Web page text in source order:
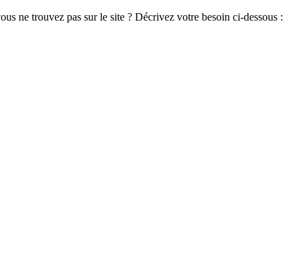
ne trouvez pas sur le site ? Décrivez votre besoin ci-dessous :